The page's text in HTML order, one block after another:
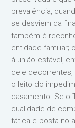
prevalência,
se desviem da
também é
entidade familiar;
à união estável,
dele
o leito do
casamento. Se o
qualidade de
fática e posta no